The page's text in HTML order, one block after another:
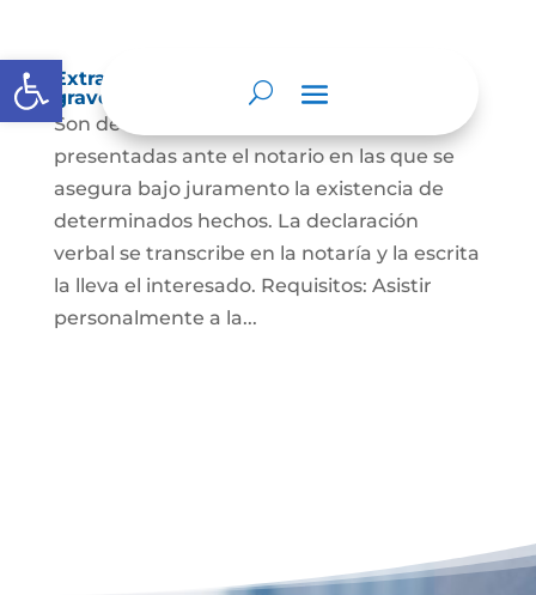
Abrir barra de herramientas
Extra-proceso o declaración bajo la
gravedad de juramento
Son declaraciones verbales o escritas
presentadas ante el notario en las que se
asegura bajo juramento la existencia de
determinados hechos. La declaración
verbal se transcribe en la notaría y la escrita
la lleva el interesado. Requisitos: Asistir
personalmente a la...